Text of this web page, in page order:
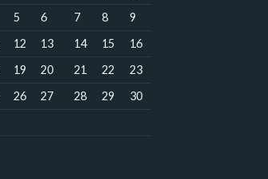
5 6 7 8
9
12 13 14 15
16
19 20 21 22
23
26 27 28 29
30